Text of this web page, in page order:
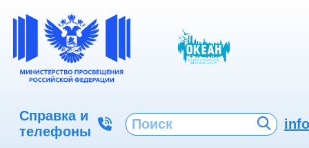
Справка и
телефоны